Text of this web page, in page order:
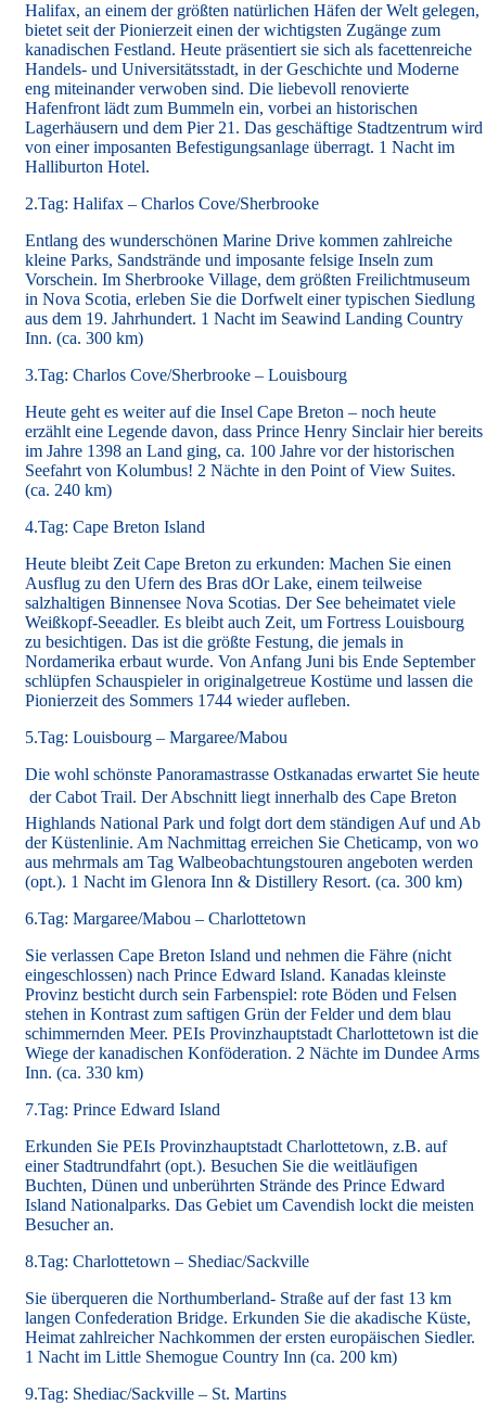
Halifax, an einem der größten natürlichen Häfen der Welt gelegen,
bietet seit der Pionierzeit einen der wichtigsten Zugänge zum
kanadischen Festland. Heute präsentiert sie sich als facettenreiche
Handels- und Universitätsstadt, in der Geschichte und Moderne
eng miteinander verwoben sind. Die liebevoll renovierte
Hafenfront lädt zum Bummeln ein, vorbei an historischen
Lagerhäusern und dem Pier 21. Das geschäftige Stadtzentrum wird
von einer imposanten Befestigungsanlage überragt. 1 Nacht im
Halliburton Hotel.
2.Tag: Halifax – Charlos Cove/Sherbrooke
Entlang des wunderschönen Marine Drive kommen zahlreiche
kleine Parks, Sandstrände und imposante felsige Inseln zum
Vorschein. Im Sherbrooke Village, dem größten Freilichtmuseum
in Nova Scotia, erleben Sie die Dorfwelt einer typischen Siedlung
aus dem 19. Jahrhundert. 1 Nacht im Seawind Landing Country
Inn. (ca. 300 km)
3.Tag: Charlos Cove/Sherbrooke – Louisbourg
Heute geht es weiter auf die Insel Cape Breton – noch heute
erzählt eine Legende davon, dass Prince Henry Sinclair hier bereits
im Jahre 1398 an Land ging, ca. 100 Jahre vor der historischen
Seefahrt von Kolumbus! 2 Nächte in den Point of View Suites.
(ca. 240 km)
4.Tag: Cape Breton Island
Heute bleibt Zeit Cape Breton zu erkunden: Machen Sie einen
Ausflug zu den Ufern des Bras dOr Lake, einem teilweise
salzhaltigen Binnensee Nova Scotias. Der See beheimatet viele
Weißkopf-Seeadler. Es bleibt auch Zeit, um Fortress Louisbourg
zu besichtigen. Das ist die größte Festung, die jemals in
Nordamerika erbaut wurde. Von Anfang Juni bis Ende September
schlüpfen Schauspieler in originalgetreue Kostüme und lassen die
Pionierzeit des Sommers 1744 wieder aufleben.
5.Tag: Louisbourg – Margaree/Mabou
Die wohl schönste Panoramastrasse Ostkanadas erwartet Sie heute
 der Cabot Trail. Der Abschnitt liegt innerhalb des Cape Breton
Highlands National Park und folgt dort dem ständigen Auf und Ab
der Küstenlinie. Am Nachmittag erreichen Sie Cheticamp, von wo
aus mehrmals am Tag Walbeobachtungstouren angeboten werden
(opt.). 1 Nacht im Glenora Inn & Distillery Resort. (ca. 300 km)
6.Tag: Margaree/Mabou – Charlottetown
Sie verlassen Cape Breton Island und nehmen die Fähre (nicht
eingeschlossen) nach Prince Edward Island. Kanadas kleinste
Provinz besticht durch sein Farbenspiel: rote Böden und Felsen
stehen in Kontrast zum saftigen Grün der Felder und dem blau
schimmernden Meer. PEIs Provinzhauptstadt Charlottetown ist die
Wiege der kanadischen Konföderation. 2 Nächte im Dundee Arms
Inn. (ca. 330 km)
7.Tag: Prince Edward Island
Erkunden Sie PEIs Provinzhauptstadt Charlottetown, z.B. auf
einer Stadtrundfahrt (opt.). Besuchen Sie die weitläufigen
Buchten, Dünen und unberührten Strände des Prince Edward
Island Nationalparks. Das Gebiet um Cavendish lockt die meisten
Besucher an.
8.Tag: Charlottetown – Shediac/Sackville
Sie überqueren die Northumberland- Straße auf der fast 13 km
langen Confederation Bridge. Erkunden Sie die akadische Küste,
Heimat zahlreicher Nachkommen der ersten europäischen Siedler.
1 Nacht im Little Shemogue Country Inn (ca. 200 km)
9.Tag: Shediac/Sackville – St. Martins